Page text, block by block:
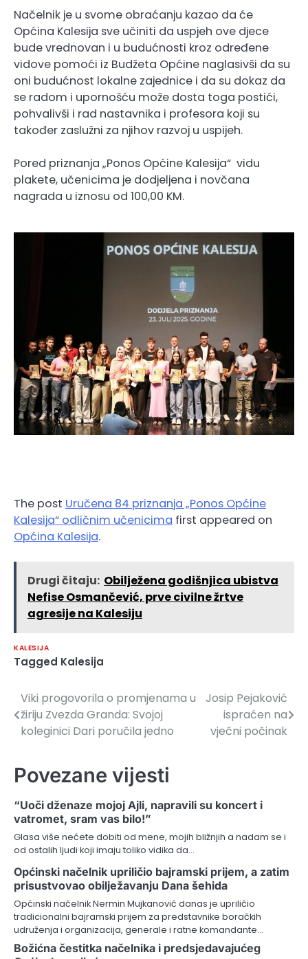
Načelnik je u svome obraćanju kazao da će
Općina Kalesija sve učiniti da uspjeh ove djece
bude vrednovan i u budućnosti kroz određene
vidove pomoći iz Budžeta Općine naglasivši da su
oni budućnost lokalne zajednice i da su dokaz da
se radom i upornošću može dosta toga postići,
pohvalivši i rad nastavnika i profesora koji su
također zaslužni za njihov razvoj u uspijeh.
Pored priznanja „Ponos Općine Kalesija“ vidu
plakete, učenicima je dodjeljena i novčana
nagrada u iznosu od 100,00 KM.
The post Uručena 84 priznanja „Ponos Općine
Kalesija“ odličnim učenicima first appeared on
Općina Kalesija.
Drugi čitaju: Obilježena godišnjica ubistva
Nefise Osmančević, prve civilne žrtve
agresije na Kalesiju
KALESIJA
Tagged Kalesija
Navigacija
članaka
Viki progovorila o promjenama u
žiriju Zvezda Granda: Svojoj
koleginici Dari poručila jedno
Josip Pejaković
ispraćen na
vječni počinak
Povezane vijesti
“Uoči dženaze mojoj Ajli, napravili su koncert i
vatromet, sram vas bilo!”
Glasa više nećete dobiti od mene, mojih bližnjih a nadam se i
od ostalih ljudi koji imaju toliko vidika da…
Općinski načelnik upriličio bajramski prijem, a zatim
prisustvovao obilježavanju Dana šehida
Općinski načelnik Nermin Mujkanović danas je upriličio
tradicionalni bajramski prijem za predstavnike boračkih
udruženja i organizacija, generale i ratne komandante…
Božićna čestitka načelnika i predsjedavajućeg